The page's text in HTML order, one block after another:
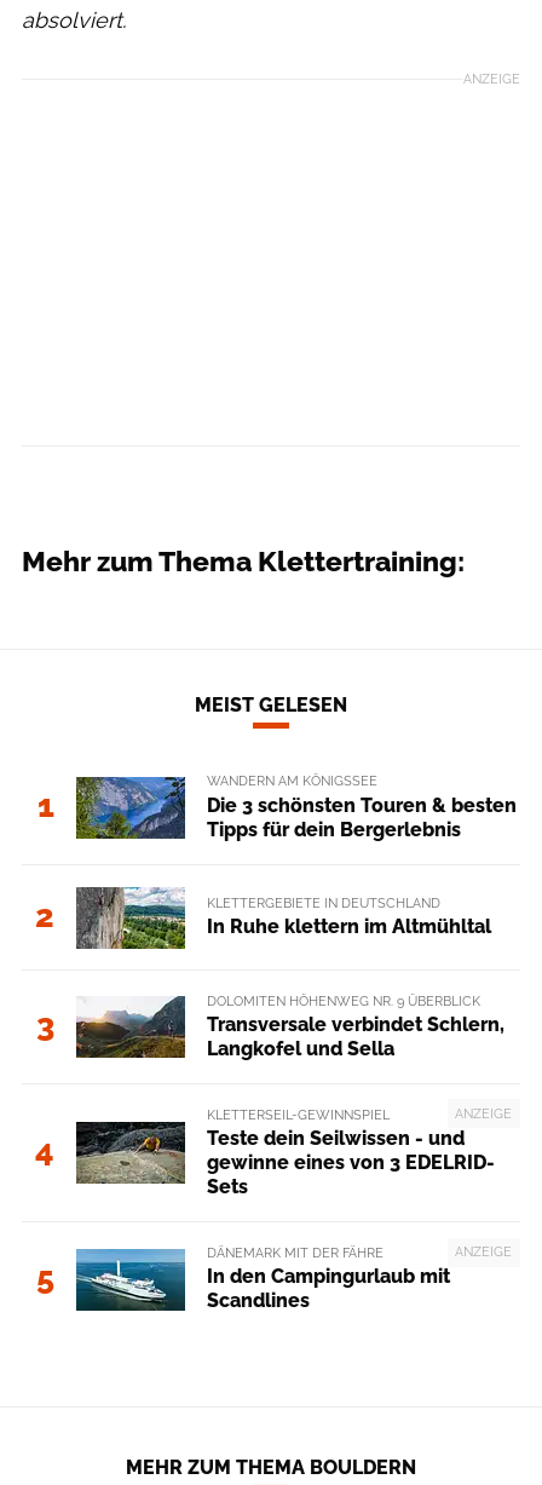
absolviert.
ANZEIGE
Mehr zum Thema Klettertraining:
MEIST GELESEN
1
WANDERN AM KÖNIGSSEE
Die 3 schönsten Touren & besten
Tipps für dein Bergerlebnis
2 KLETTERGEBIETE IN DEUTSCHLAND
In Ruhe klettern im Altmühltal
3
DOLOMITEN HÖHENWEG NR. 9 ÜBERBLICK
Transversale verbindet Schlern,
Langkofel und Sella
4
ANZEIGE
KLETTERSEIL-GEWINNSPIEL
Teste dein Seilwissen - und
gewinne eines von 3 EDELRID-
Sets
5
ANZEIGE
DÄNEMARK MIT DER FÄHRE
In den Campingurlaub mit
Scandlines
MEHR ZUM THEMA BOULDERN